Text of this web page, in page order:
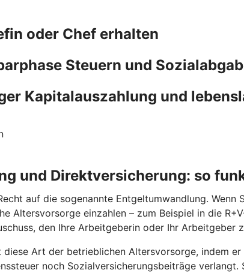
oder Chef erhalten
Steuern und
Kapitalauszahlung und
und Direktversicherung: so
auf die sogenannte Entgeltumwandlung.
Altersvorsorge einzahlen – zum Beispiel in die
den Ihre Arbeitgeberin oder Ihr Arbeitgeber
Art der betrieblichen Altersvorsorge, indem
noch Sozialversicherungsbeiträge